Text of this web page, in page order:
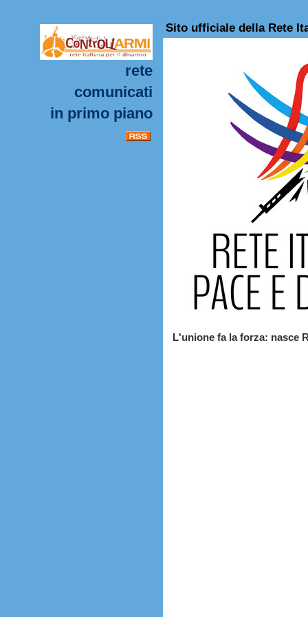
rete
comunicati
in primo piano
Sito ufficiale della Rete
L'unione fa la forza: nasce